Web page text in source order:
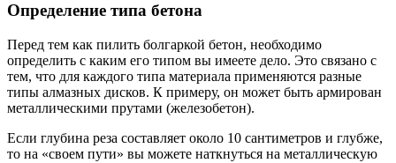
Определение типа бетона
Перед тем как пилить болгаркой бетон, необходимо
определить с каким его типом вы имеете дело. Это связано с
тем, что для каждого типа материала применяются разные
типы алмазных дисков. К примеру, он может быть армирован
металлическими прутами (железобетон).
Если глубина реза составляет около 10 сантиметров и глубже,
то на «своем пути» вы можете наткнуться на металлическую